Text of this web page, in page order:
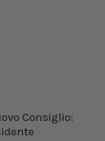
Consiglio: